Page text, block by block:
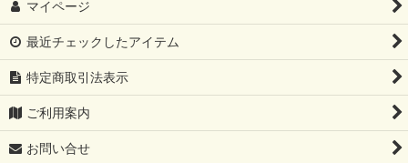
マイページ
最近チェックしたアイテム
特定商取引法表示
ご利用案内
お問い合せ